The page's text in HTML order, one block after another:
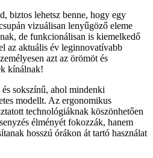
biztos lehetsz benne, hogy egy
vizuálisan lenyűgöző eleme
de funkcionálisan is kiemelkedő
az aktuális év leginnovatívabb
azt az örömöt és
kínálnak!
sokszínű, ahol mindenki
modellt. Az ergonomikus
technológiáknak köszönhetően
élményét fokozzák, hanem
hosszú órákon át tartó használat